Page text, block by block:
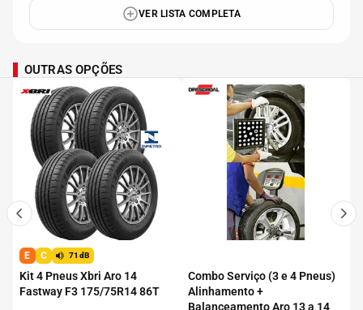
VER LISTA COMPLETA
OUTRAS OPÇÕES
E C 71dB
Kit 4 Pneus Xbri Aro 14
Fastway F3 175/75R14 86T
Combo Serviço (3 e 4 Pneus)
Alinhamento +
Balanceamento Aro 13 a 14